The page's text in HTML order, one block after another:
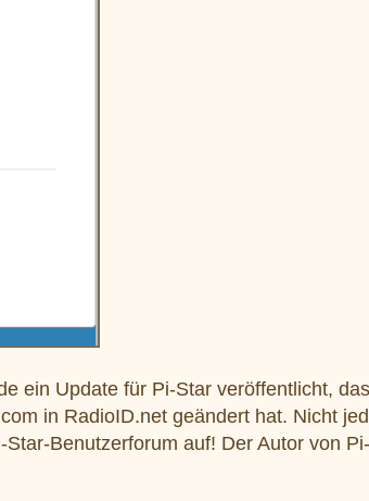
ein Update für Pi-Star veröffentlicht,
in RadioID.net geändert hat. Nicht
Benutzerforum auf! Der Autor von